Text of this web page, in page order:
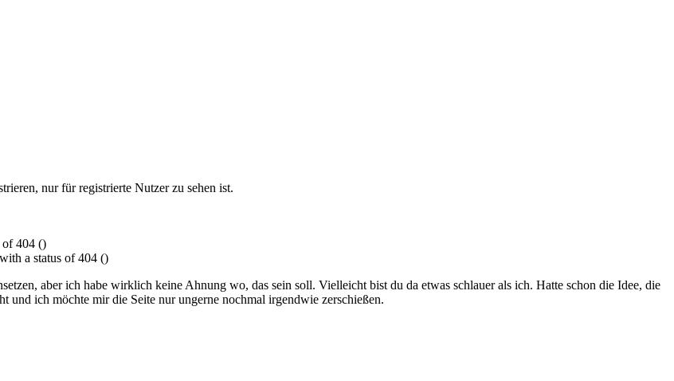
nur für registrierte Nutzer zu sehen ist.
of 404 ()
a status of 404 ()
aber ich habe wirklich keine Ahnung wo, das sein soll. Vielleicht bist du da etwas schlauer als ich. Hatte schon die Idee, die
und ich möchte mir die Seite nur ungerne nochmal irgendwie zerschießen.